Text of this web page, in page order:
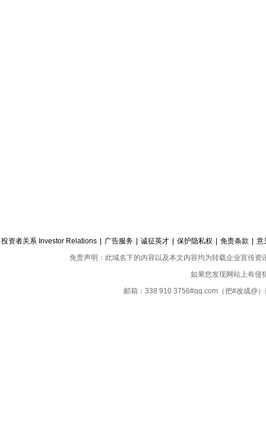
投资者关系 Investor Relations 广告服务 诚征英才 保护隐私权 免责条款
意
免责声明：此域名下的内容以及本文内容均为转载企业宣传
如果您发现网站上有侵
邮箱：338 910 3756#qq.com（把#改成@